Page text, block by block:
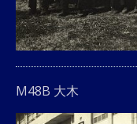
M48B 大木